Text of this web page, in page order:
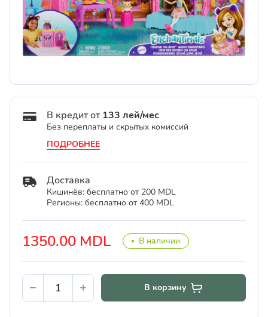
1350.00 MDL В наличии
В кредит от133 лей/мес
Без переплаты и скрытых комиссий
ПОДРОБНЕЕ
Доставка
Кишинёв: бесплатно от 200 MDL
Регионы: бесплатно от 400 MDL
В корзину